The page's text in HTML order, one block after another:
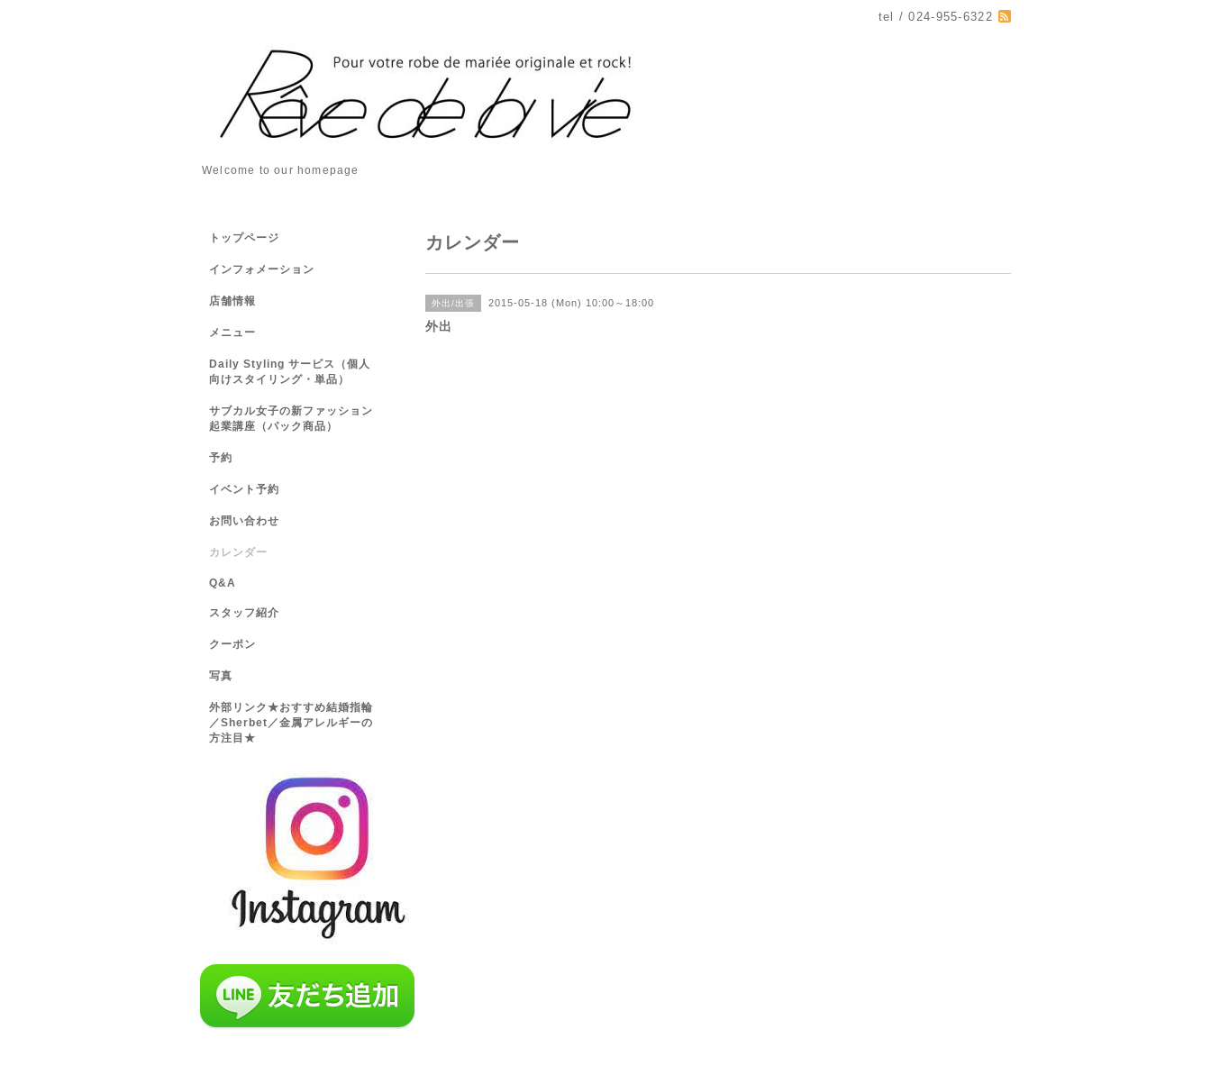
tel / 024-955-6322
Welcome to our homepage
カレンダー
外出/出張 2015-05-18 (Mon) 10:00～18:00
外出
トップページ
インフォメーション
店舗情報
メニュー
Daily Styling サービス（個人
向けスタイリング・単品）
サブカル女子の新ファッション
起業講座（パック商品）
予約
イベント予約
お問い合わせ
カレンダー
Q&A
スタッフ紹介
クーポン
写真
外部リンク★おすすめ結婚指輪
／Sherbet／金属アレルギーの
方注目★